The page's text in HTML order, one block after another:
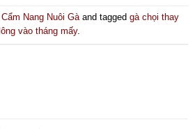
Cẩm Nang Nuôi Gàand tagged gà chọi thay
lông vào tháng mấy.